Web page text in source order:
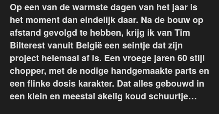
Op een van de warmste dagen van het jaar is
het moment dan eindelijk daar. Na de bouw op
afstand gevolgd te hebben, krijg ik van Tim
Bilterest vanuit België een seintje dat zijn
project helemaal af is. Een vroege jaren 60 stijl
chopper, met de nodige handgemaakte parts en
een flinke dosis karakter. Dat alles gebouwd in
een klein en meestal akelig koud schuurtje…